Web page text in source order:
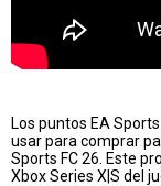
Los puntos EA
usar para comprar
Sports FC 26. Este
Xbox Series X|S del